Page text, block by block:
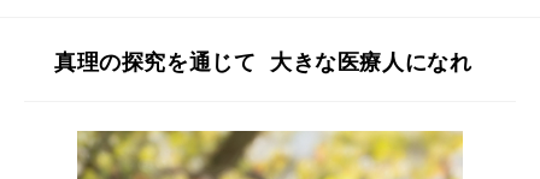
真理の探究を通じて 大きな医療人になれ